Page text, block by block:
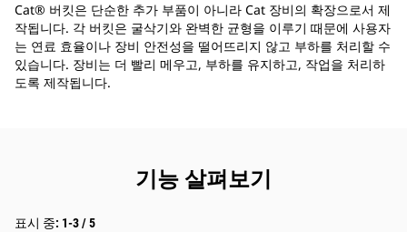
Cat® 버킷은 단순한 추가 부품이 아니라 Cat 장비의 확장으로서 제
작됩니다. 각 버킷은 굴삭기와 완벽한 균형을 이루기 때문에 사용자
는 연료 효율이나 장비 안전성을 떨어뜨리지 않고 부하를 처리할 수
있습니다. 장비는 더 빨리 메우고, 부하를 유지하고, 작업을 처리하
도록 제작됩니다.
기능 살펴보기
표시 중: 1-3 / 5